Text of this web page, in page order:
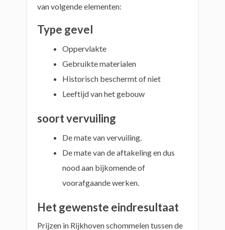
van volgende elementen:
Type gevel
Oppervlakte
Gebruikte materialen
Historisch beschermt of niet
Leeftijd van het gebouw
soort vervuiling
De mate van vervuiling.
De mate van de aftakeling en dus
nood aan bijkomende of
voorafgaande werken.
Het gewenste eindresultaat
Prijzen in Rijkhoven schommelen tussen de